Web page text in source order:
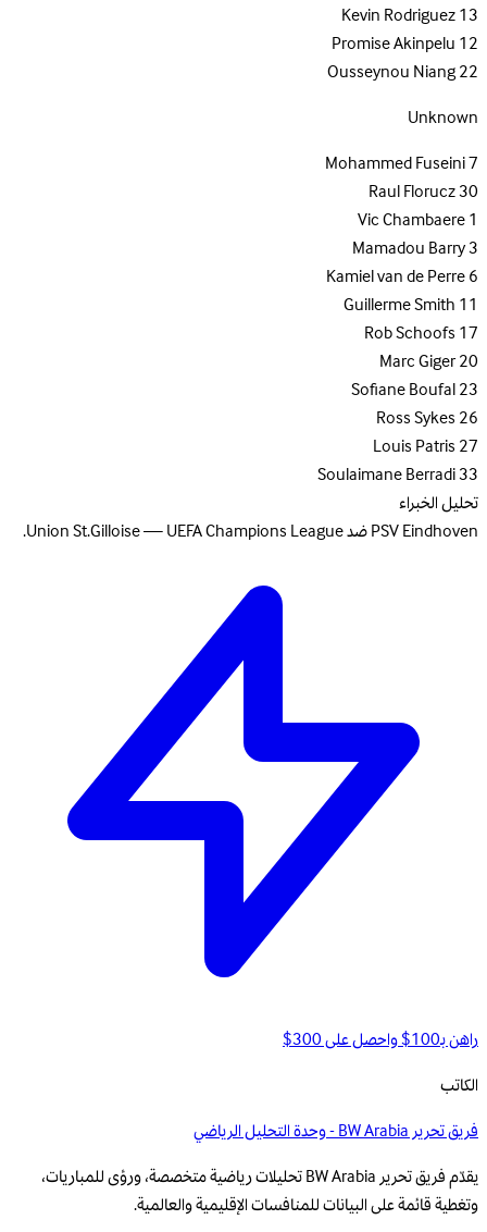
13
Kevin Rodriguez
12
Promise Akinpelu
22
Ousseynou Niang
Unknown
7
Mohammed Fuseini
30
Raul Florucz
1
Vic Chambaere
3
Mamadou Barry
6
Kamiel van de Perre
11
Guillerme Smith
17
Rob Schoofs
20
Marc Giger
23
Sofiane Boufal
26
Ross Sykes
27
Louis Patris
33
Soulaimane Berradi
تحليل الخبراء
PSV Eindhoven ضد Union St.Gilloise — UEFA Champions League.
راهن بـ100$ واحصل على 300$
الكاتب
فريق تحرير BW Arabia - وحدة التحليل الرياضي
يقدّم فريق تحرير BW Arabia تحليلات رياضية متخصصة، ورؤى للمباريات،
وتغطية قائمة على البيانات للمنافسات الإقليمية والعالمية.